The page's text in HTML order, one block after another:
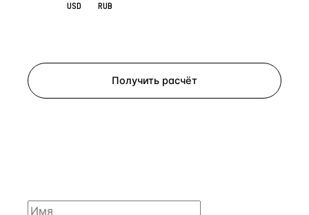
USD RUB
Получить расчёт